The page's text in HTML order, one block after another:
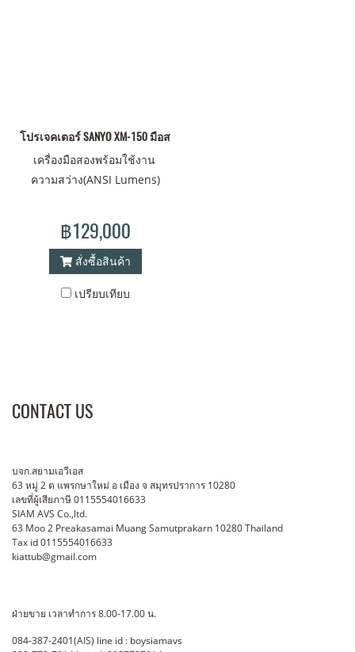
โปรเจคเตอร์ SANYO XM-150 มือสอง ใช้ 80 ชม. 6000 lumen XGA
เครื่องมือสองพร้อมใช้งาน
ความสว่าง(ANSI Lumens)
เท่ากับ 1000 ขนาดภาพ(นิ้ว)
40-300 ขนาดเครื่อง(มม.)
H/W/D:190x490x430 น้ำหนัก
8.8 kg
฿129,000
สั่งซื้อสินค้า
เปรียบเทียบ
CONTACT US
บจก.สยามเอวีเอส
63 หมู่ 2 ต แพรกษาใหม่ อ เมือง จ สมุทรปราการ 10280
เลขที่ผู้เสียภาษี 0115554016633
SIAM AVS Co.,ltd.
63 Moo 2 Preakasamai Muang Samutprakarn 10280 Thailand
Tax id 0115554016633
kiattub@gmail.com
ฝ่ายขาย เวลาทำการ 8.00-17.00 น.
084-387-2401(AIS) line id : boysiamavs